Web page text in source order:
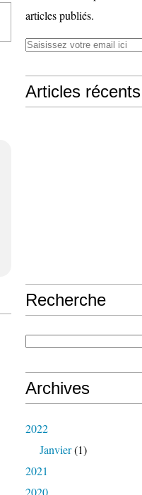
articles publiés.
Articles récents
Recherche
Archives
2022
Janvier(1)
2021
2020